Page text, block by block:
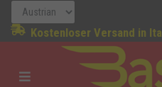
Kostenloser Versand in